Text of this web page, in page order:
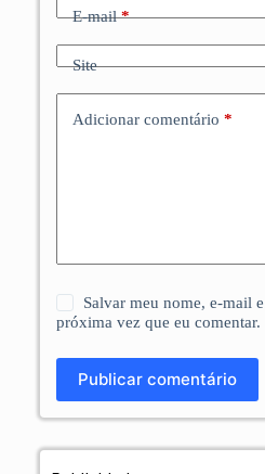
E-mail*
Site
Adicionar comentário *
Salvar meu nome, e-mail
próxima vez que eu comentar.
Publicar comentário